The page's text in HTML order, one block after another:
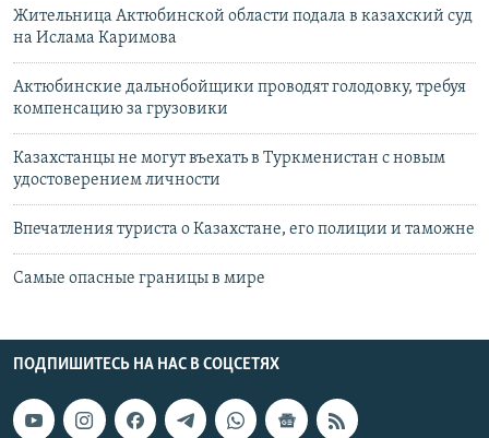
Жительница Актюбинской области подала в казахский суд
на Ислама Каримова
Актюбинские дальнобойщики проводят голодовку, требуя
компенсацию за грузовики
Казахстанцы не могут въехать в Туркменистан с новым
удостоверением личности
Впечатления туриста о Казахстане, его полиции и таможне
Самые опасные границы в мире
ПОДПИШИТЕСЬ НА НАС В СОЦСЕТЯХ